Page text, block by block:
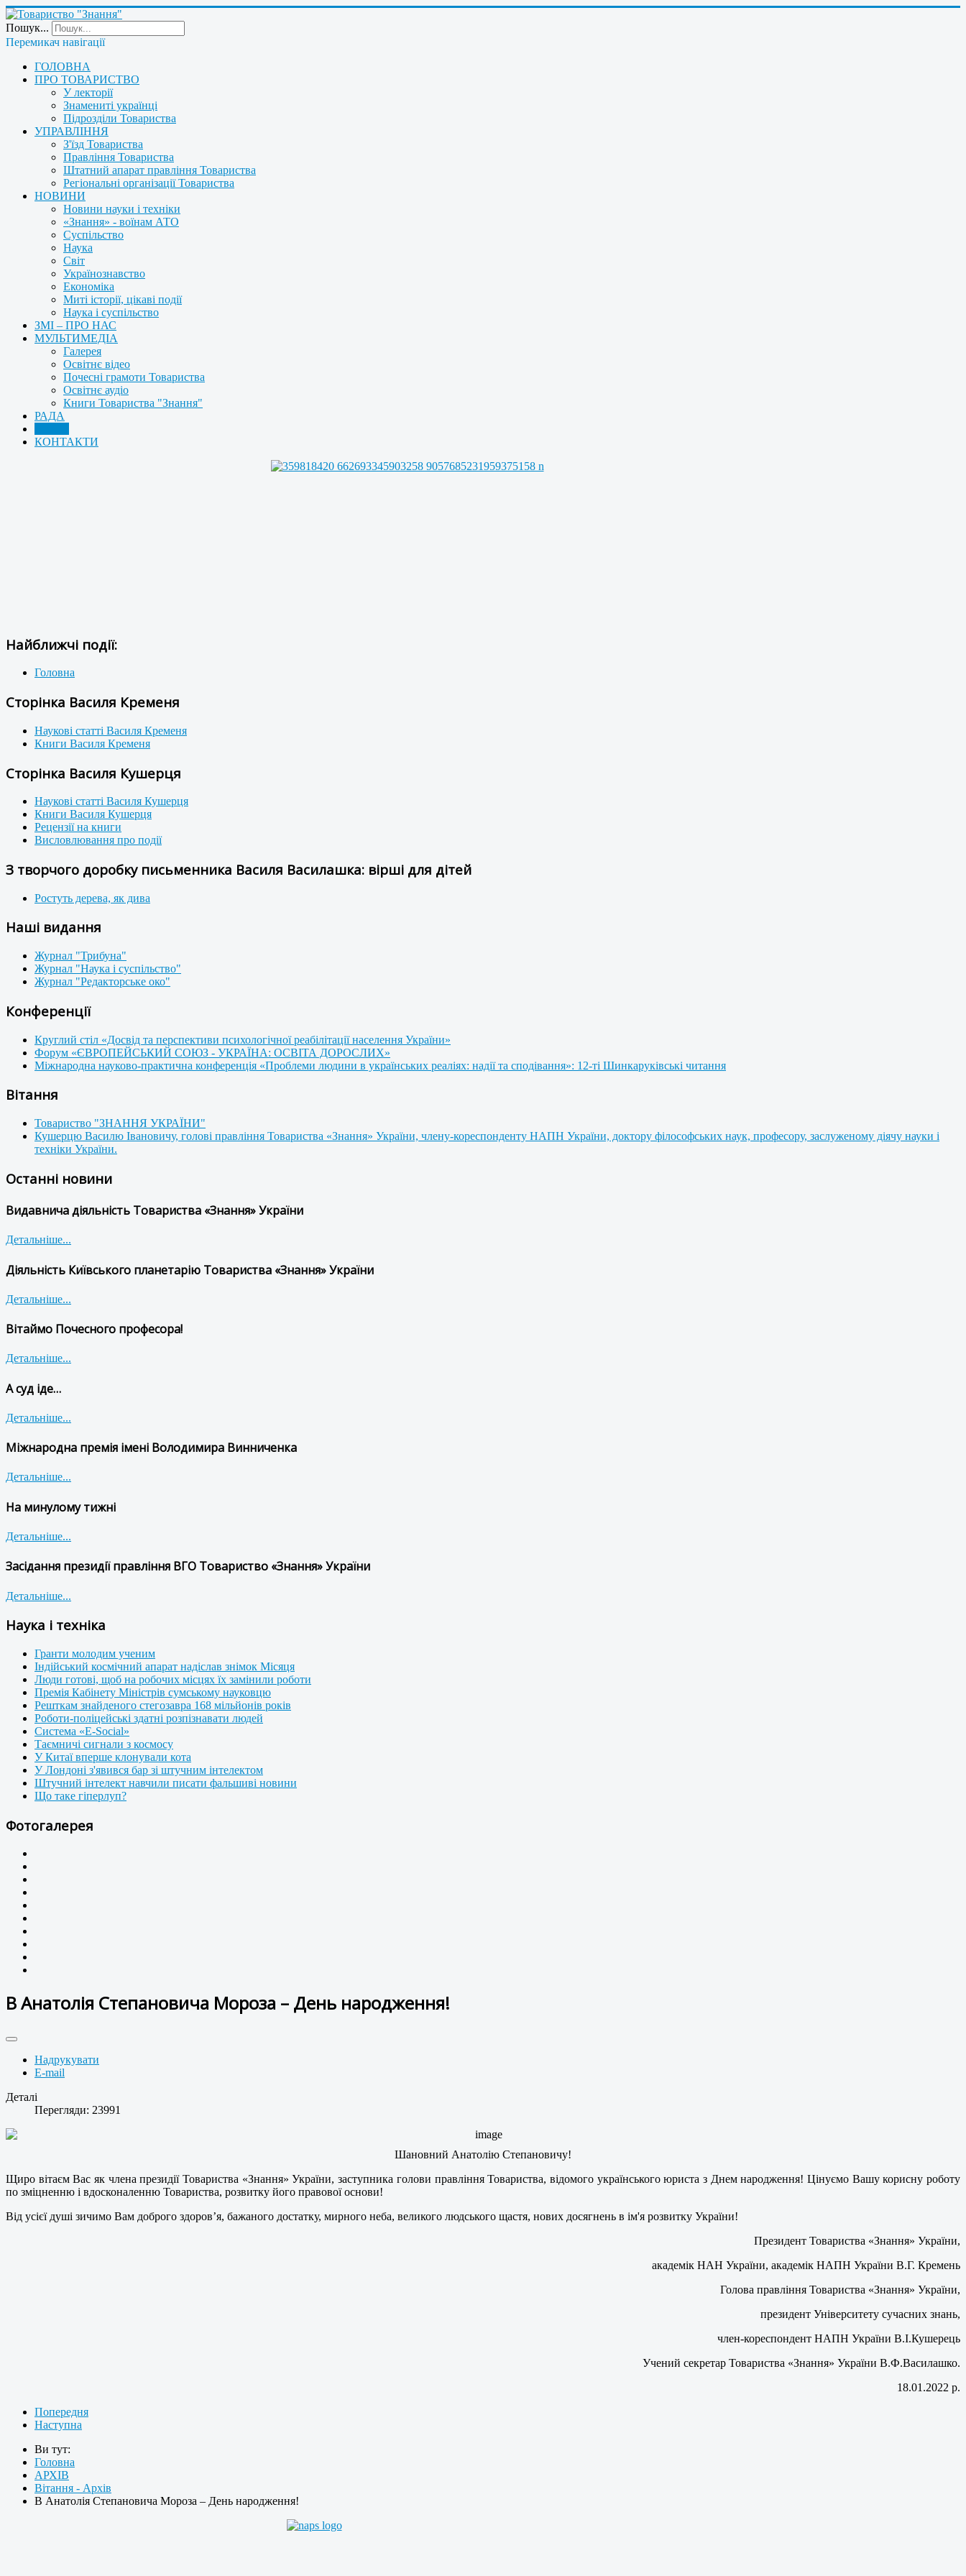
Пошук...
Перемикач навігації
ГОЛОВНА
ПРО ТОВАРИСТВО
У лекторії
Знамениті українці
Підрозділи Товариства
УПРАВЛІННЯ
З'їзд Товариства
Правління Товариства
Штатний апарат правління Товариства
Регіональні організації Товариства
НОВИНИ
Новини науки і техніки
«Знання» - воїнам АТО
Суспільство
Наука
Світ
Українознавство
Економіка
Миті історії, цікаві події
Наука і суспільство
ЗМІ – ПРО НАС
МУЛЬТИМЕДІА
Галерея
Освітнє відео
Почесні грамоти Товариства
Освітнє аудіо
Книги Товариства "Знання"
РАДА
КОНТАКТИ
Найближчі події:
Головна
Сторінка Василя Кременя
Наукові статті Василя Кременя
Книги Василя Кременя
Сторінка Василя Кушерця
Наукові статті Василя Кушерця
Книги Василя Кушерця
Рецензії на книги
Висловлювання про події
З творчого доробку письменника Василя Василашка: вірші для дітей
Ростуть дерева, як дива
Наші видання
Журнал "Трибуна"
Журнал "Наука і суспільство"
Журнал "Редакторське око"
Конференції
Круглий стіл «Досвід та перспективи психологічної реабілітації населення України»
Форум «ЄВРОПЕЙСЬКИЙ СОЮЗ - УКРАЇНА: ОСВІТА ДОРОСЛИХ»
Міжнародна науково-практична конференція «Проблеми людини в українських реаліях: надії та сподівання»: 12-ті Шинкаруківські читання
Вітання
Товариство "ЗНАННЯ УКРАЇНИ"
Кушерцю Василю Івановичу, голові правління Товариства «Знання» України, члену-кореспонденту НАПН України, доктору філософських наук, професору, заслуженому діячу науки і
техніки України.
Останні новини
Видавнича діяльність Товариства «Знання» України
Детальніше...
Діяльність Київського планетарію Товариства «Знання» України
Детальніше...
Вітаймо Почесного професора!
Детальніше...
А суд іде…
Детальніше...
Міжнародна премія імені Володимира Винниченка
Детальніше...
На минулому тижні
Детальніше...
Засідання президії правління ВГО Товариство «Знання» України
Детальніше...
Наука і техніка
Гранти молодим ученим
Індійський космічний апарат надіслав знімок Місяця
Люди готові, щоб на робочих місцях їх замінили роботи
Премія Кабінету Міністрів сумському науковцю
Решткам знайденого стегозавра 168 мільйонів років
Роботи-поліцейські здатні розпізнавати людей
Система «E-Social»
Таємничі сигнали з космосу
У Китаї вперше клонували кота
У Лондоні з'явився бар зі штучним інтелектом
Штучний інтелект навчили писати фальшиві новини
Що таке гіперлуп?
Фотогалерея
В Анатолія Степановича Мороза – День народження!
Надрукувати
E-mail
Деталі
Перегляди: 23991
Шановний Анатолію Степановичу!
Щиро вітаєм Вас як члена президії Товариства «Знання» України, заступника голови правління Товариства, відомого українського юриста з Днем народження! Цінуємо Вашу корисну роботу
по зміцненню і вдосконаленню Товариства, розвитку його правової основи!
Від усієї душі зичимо Вам доброго здоров’я, бажаного достатку, мирного неба, великого людського щастя, нових досягнень в ім'я розвитку України!
Президент Товариства «Знання» України,
академік НАН України, академік НАПН України В.Г. Кремень
Голова правління Товариства «Знання» України,
президент Університету сучасних знань,
член-кореспондент НАПН України В.І.Кушерець
Учений секретар Товариства «Знання» України В.Ф.Василашко.
18.01.2022 р.
Попередня
Наступна
Ви тут:
Головна
АРХІВ
Вітання - Архів
В Анатолія Степановича Мороза – День народження!